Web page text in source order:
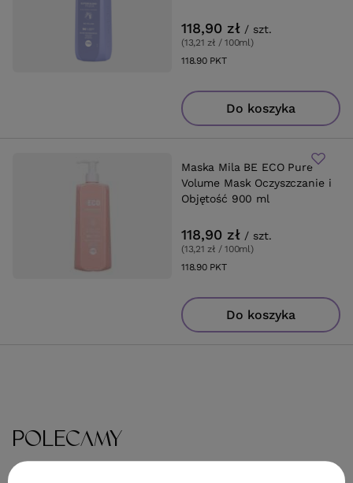
118,90 zł / szt.
(13,21 zł / 100ml)
118.90PKTpunktów
Do koszyka
Maska Mila BE ECO Pure
Volume Mask Oczyszczanie i
Objętość 900 ml
118,90 zł / szt.
(13,21 zł / 100ml)
118.90PKTpunktów
Do koszyka
POLECAMY